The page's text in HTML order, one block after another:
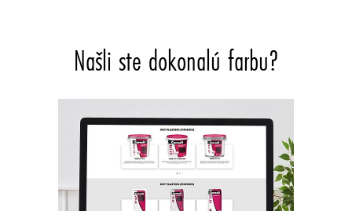
Našli ste dokonalú farbu?